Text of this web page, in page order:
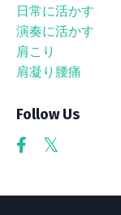
日常に活かす
演奏に活かす
肩こり
肩凝り腰痛
Follow Us